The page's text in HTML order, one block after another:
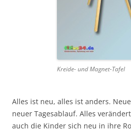
Kreide- und Magnet-Tafel
Alles ist neu, alles ist anders.
neuer Tagesablauf. Alles
auch die Kinder sich neu in ihre